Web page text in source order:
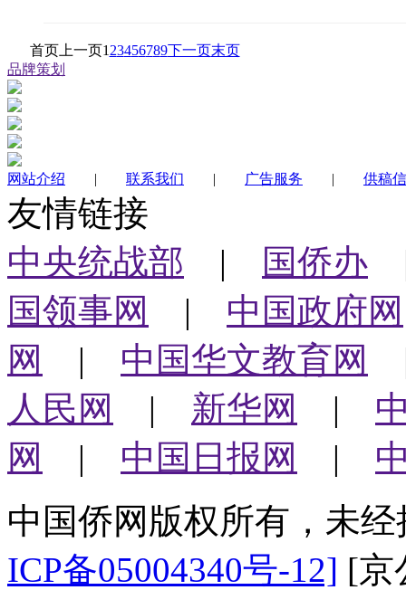
首页上一页1 23456789下一页末页
品牌策划
网站介绍 | 联系我们 | 广告服务 | 供稿
友情链接
中央统战部 | 国侨办
国领事网
| 中国政府网
网
| 中国华文教育网
人民网
| 新华网 |
网
| 中国日报网 |
中国侨网版权所有，未
ICP备05004340号-12] [京